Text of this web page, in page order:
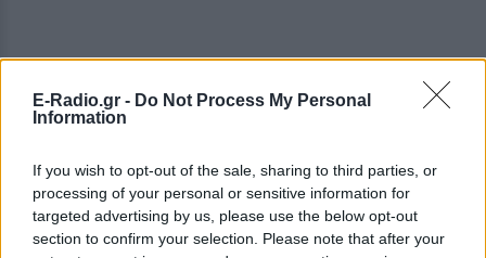
E-Radio.gr - Do Not Process My Personal
Information
If you wish to opt-out of the sale, sharing to third parties, or
processing of your personal or sensitive information for
targeted advertising by us, please use the below opt-out
section to confirm your selection. Please note that after your
ΔΕΙΤΕ ΕΠΙΣΗΣ